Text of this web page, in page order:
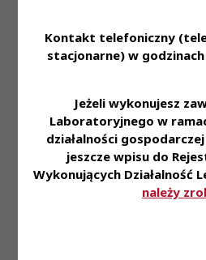
Kontakt telefoniczny
stacjonarne) w
Jeżeli wykonujesz
Laboratoryjnego w
działalności
jeszcze wpisu do
Wykonujących Działalność
należy
powtórzenia, robimy to
najwyższą jakość wyników.
- specjalizacja z
- wykształcenie wyższe
- czynne prawo
- umiejętności
podejście do badań będzie
wyników, które dostarczamy